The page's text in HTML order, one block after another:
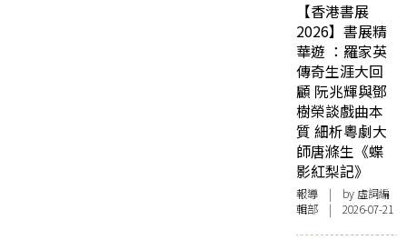
【香港書展
2026】書展精
華遊 ：羅家英
傳奇生涯大回
顧 阮兆輝與鄧
樹榮談戲曲本
質 細析粵劇大
師唐滌生《蝶
影紅梨記》
報導 | by 虛詞編
輯部 | 2026-07-21